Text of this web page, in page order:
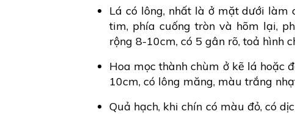
Lá có lông, nhất là ở mặt dưới làm
tim, phía cuống tròn và hõm lại,
rộng 8-10cm, có 5 gân rõ, toả hình
Hoa mọc thành chùm ở kẽ lá hoặc
10cm, có lông măng, màu trắng
Quả hạch, khi chín có màu đỏ, có